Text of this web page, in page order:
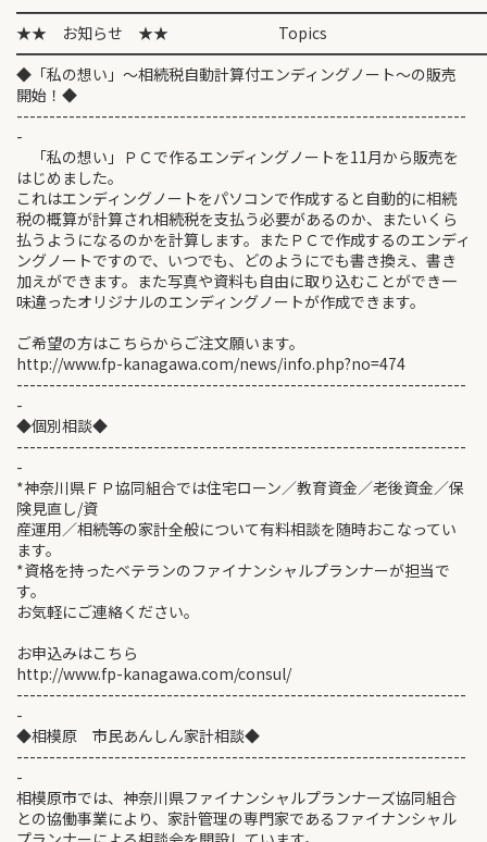
★★ お知らせ ★★ Topics
◆「私の想い」～相続税自動計算付エンディングノート～の販売
開始！◆
---------------------------------------------------------------------
-
「私の想い」ＰＣで作るエンディングノートを11月から販売を
はじめました。
これはエンディングノートをパソコンで作成すると自動的に相続
税の概算が計算され相続税を支払う必要があるのか、またいくら
払うようになるのかを計算します。またＰＣで作成するのエンディ
ングノートですので、いつでも、どのようにでも書き換え、書き
加えができます。また写真や資料も自由に取り込むことができ一
味違ったオリジナルのエンディングノートが作成できます。
ご希望の方はこちらからご注文願います。
http://www.fp-kanagawa.com/news/info.php?no=474
---------------------------------------------------------------------
-
◆個別相談◆
---------------------------------------------------------------------
-
*神奈川県ＦＰ協同組合では住宅ローン／教育資金／老後資金／保
険見直し/資
産運用／相続等の家計全般について有料相談を随時おこなってい
ます。
*資格を持ったベテランのファイナンシャルプランナーが担当で
す。
お気軽にご連絡ください。
お申込みはこちら
http://www.fp-kanagawa.com/consul/
---------------------------------------------------------------------
-
◆相模原 市民あんしん家計相談◆
---------------------------------------------------------------------
-
相模原市では、神奈川県ファイナンシャルプランナーズ協同組合
との協働事業により、家計管理の専門家であるファイナンシャル